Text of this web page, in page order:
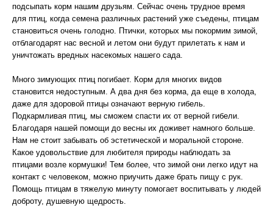
подсыпать корм нашим друзьям. Сейчас очень трудное время
для птиц, когда семена различных растений уже съедены, птицам
становиться очень голодно. Птички, которых мы покормим зимой,
отблагодарят нас весной и летом они будут прилетать к нам и
уничтожать вредных насекомых нашего сада.
Много зимующих птиц погибает. Корм для многих видов
становится недоступным. А два дня без корма, да еще в холода,
даже для здоровой птицы означают верную гибель.
Подкармливая птиц, мы сможем спасти их от верной гибели.
Благодаря нашей помощи до весны их доживет намного больше.
Нам не стоит забывать об эстетической и моральной стороне.
Какое удовольствие для любителя природы наблюдать за
птицами возле кормушки! Тем более, что зимой они легко идут на
контакт с человеком, можно приучить даже брать пищу с рук.
Помощь птицам в тяжелую минуту помогает воспитывать у людей
доброту, душевную щедрость.